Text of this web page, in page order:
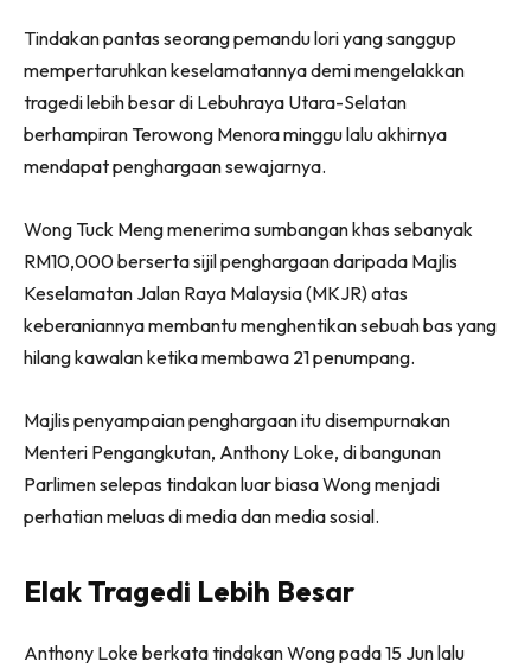
(Twitter)
Tindakan pantas seorang pemandu lori yang sanggup
mempertaruhkan keselamatannya demi mengelakkan
tragedi lebih besar di Lebuhraya Utara-Selatan
berhampiran Terowong Menora minggu lalu akhirnya
mendapat penghargaan sewajarnya.
Wong Tuck Meng menerima sumbangan khas sebanyak
RM10,000 berserta sijil penghargaan daripada Majlis
Keselamatan Jalan Raya Malaysia (MKJR) atas
keberaniannya membantu menghentikan sebuah bas yang
hilang kawalan ketika membawa 21 penumpang.
Majlis penyampaian penghargaan itu disempurnakan
Menteri Pengangkutan, Anthony Loke, di bangunan
Parlimen selepas tindakan luar biasa Wong menjadi
perhatian meluas di media dan media sosial.
Elak Tragedi Lebih Besar
Anthony Loke berkata tindakan Wong pada 15 Jun lalu